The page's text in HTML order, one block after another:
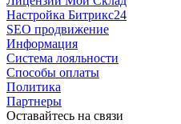
Настройка Битрикс24
SEO продвижение
Информация
Система лояльности
Способы оплаты
Политика
Партнеры
Оставайтесь на связи